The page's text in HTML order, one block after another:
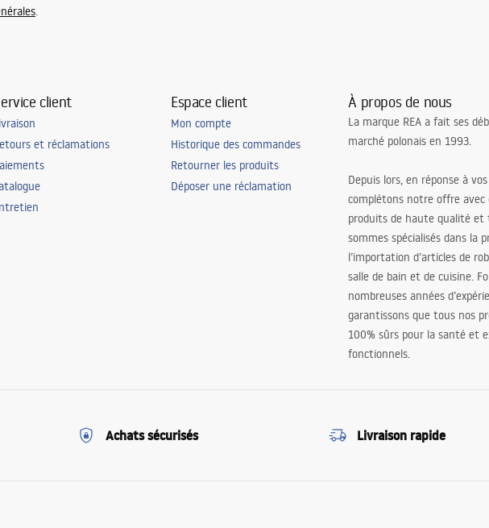
.
client
et réclamations
Espace client
Mon compte
Historique des commandes
Retourner les produits
Déposer une réclamation
À propos de nous
La marque REA a fait ses
marché polonais en 1993.
Depuis lors, en réponse à
complétons notre offre avec
produits de haute qualité et
sommes spécialisés dans la
l’importation d’articles de
salle de bain et de cuisine.
nombreuses années
garantissons que tous nos
100% sûrs pour la santé et
fonctionnels.
Achats sécurisés Livraison rapide